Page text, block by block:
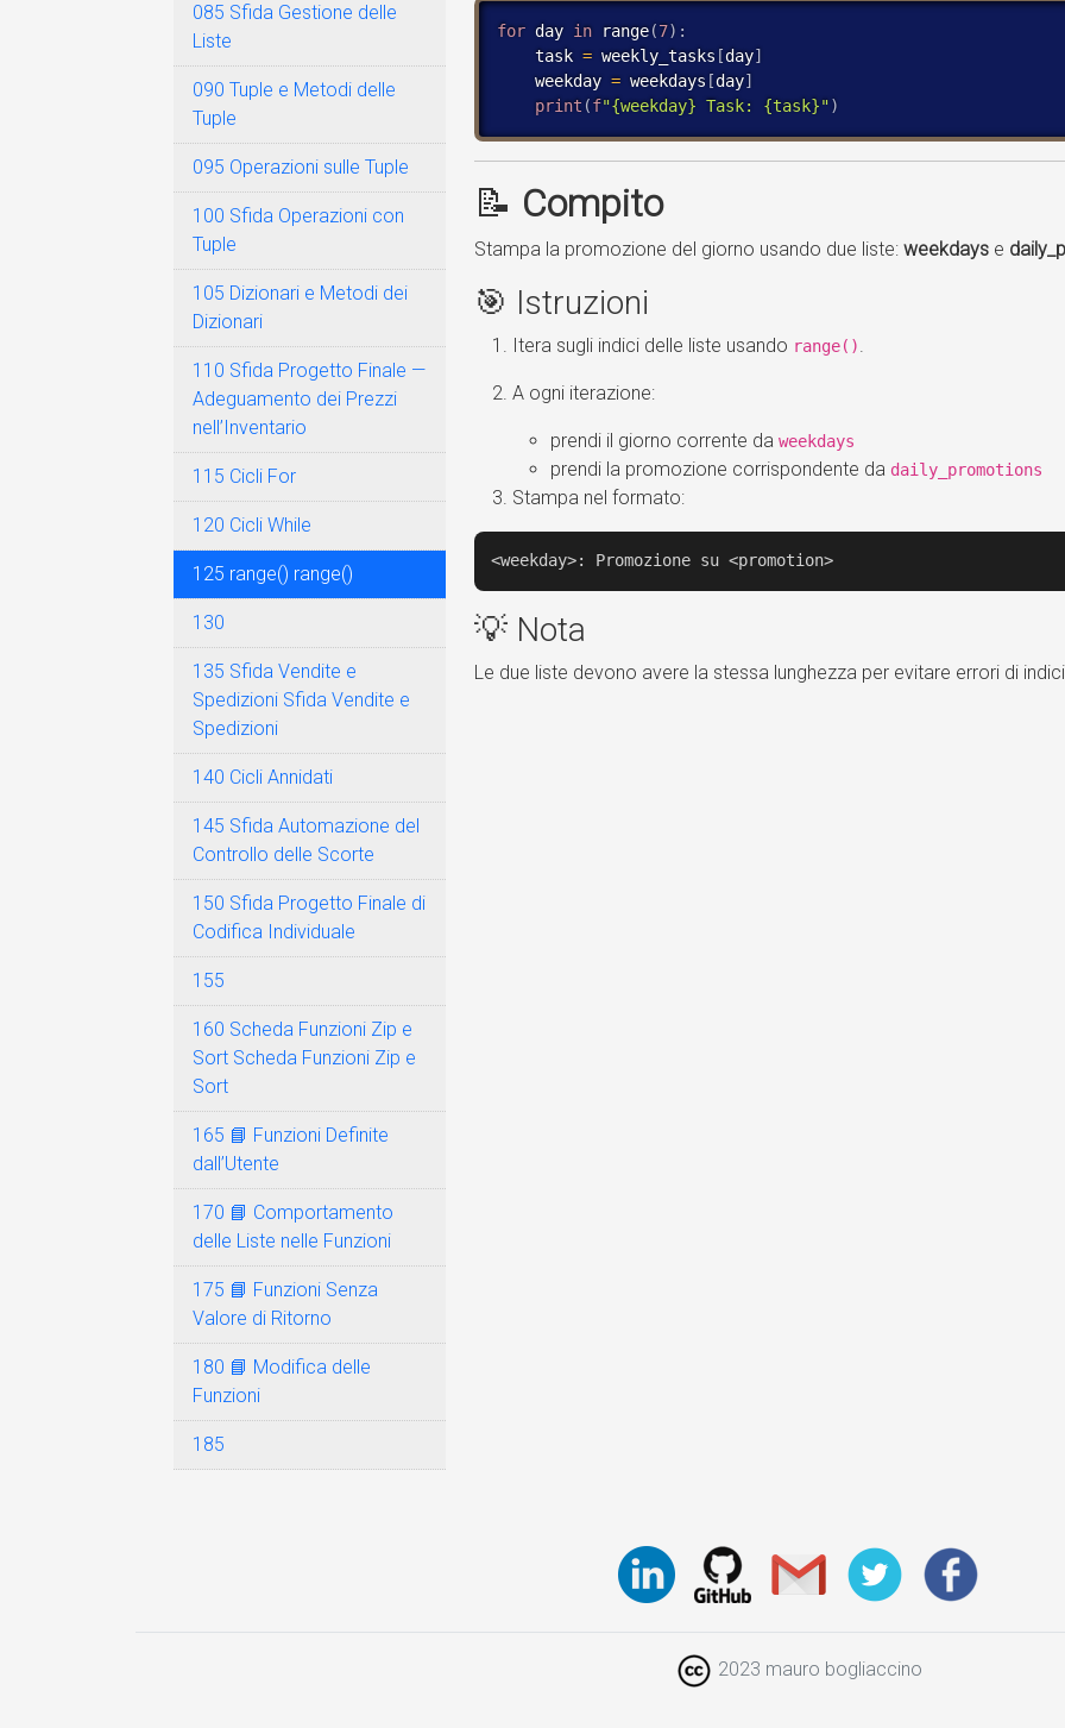
085 Sfida Gestione delle
Liste
090 Tuple e Metodi delle
Tuple
095 Operazioni sulle Tuple
100 Sfida Operazioni con
Tuple
105 Dizionari e Metodi dei
Dizionari
110 Sfida Progetto Finale —
Adeguamento dei Prezzi
nell’Inventario
115 Cicli For
120 Cicli While
125 range() range()
130
135 Sfida Vendite e
Spedizioni Sfida Vendite e
Spedizioni
140 Cicli Annidati
145 Sfida Automazione del
Controllo delle Scorte
150 Sfida Progetto Finale di
Codifica Individuale
155
160 Scheda Funzioni Zip e
Sort Scheda Funzioni Zip e
Sort
165 📘 Funzioni Definite
dall’Utente
170 📘 Comportamento
delle Liste nelle Funzioni
175 📘 Funzioni Senza
Valore di Ritorno
180 📘 Modifica delle
Funzioni
185
for day in range(7) :
    task
= weekly_tasks [day]
    weekday
= weekdays [day]
print (f"{weekday} Task: {task}")
📝 Compito
Stampa la promozione del giorno usando due liste: weekdays e
🎯 Istruzioni
Itera sugli indici delle liste usando range()
A ogni iterazione:
prendi il giorno corrente da weekdays
prendi la promozione corrispondente da daily_promotions
Stampa nel formato:
<weekday>: Promozione su <promotion>
💡 Nota
Le due liste devono avere la stessa lunghezza per evitare errori di
2023 mauro bogliaccino